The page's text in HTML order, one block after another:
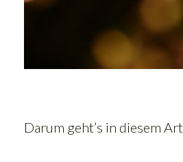
Darum geht’s in diesem